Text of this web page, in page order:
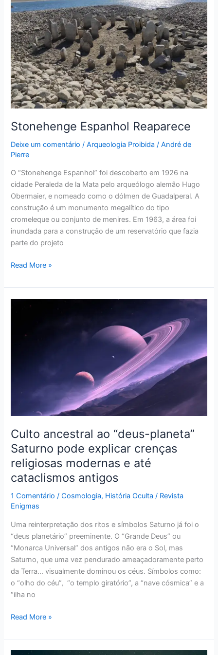
Stonehenge Espanhol Reaparece
Deixe um comentário /Arqueologia Proibida /André de
Pierre
O “Stonehenge Espanhol” foi descoberto em 1926 na
cidade Peraleda de la Mata pelo arqueólogo alemão Hugo
Obermaier, e nomeado como o dólmen de Guadalperal. A
construção é um monumento megalítico do tipo
cromeleque ou conjunto de menires. Em 1963, a área foi
inundada para a construção de um reservatório que fazia
parte do projeto
Read More »
Culto ancestral ao “deus-planeta”
Saturno pode explicar crenças
religiosas modernas e até
cataclismos antigos
1 Comentário /Cosmologia, História Oculta / Revista
Enigmas
Uma reinterpretação dos ritos e símbolos Saturno já foi o
“deus planetário” preeminente. O “Grande Deus” ou
“Monarca Universal” dos antigos não era o Sol, mas
Saturno, que uma vez pendurado ameaçadoramente perto
da Terra… visualmente dominou os céus. Símbolos como:
o “olho do céu”, “o templo giratório”, a “nave cósmica” e a
“ilha no
e
até
cataclismos
antigos
Read More »